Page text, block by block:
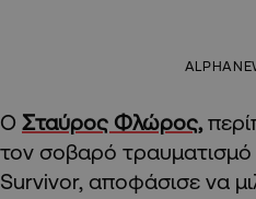
Ο Σταύρος Φλώρος,
τον σοβαρό
Survivor, αποφάσισε να